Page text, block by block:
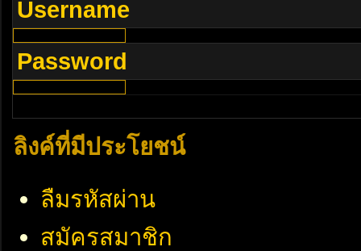
Username
Password
ลิงค์ที่มีประโยชน์
ลืมรหัสผ่าน
สมัครสมาชิก